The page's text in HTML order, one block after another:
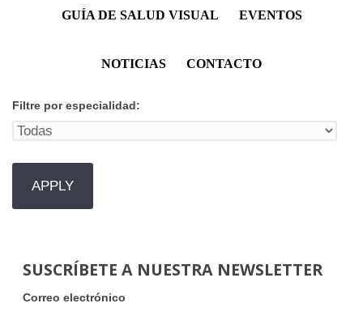
GUÍA DE SALUD VISUAL EVENTOS
NOTICIAS CONTACTO
Filtre por especialidad:
SUSCRÍBETE A NUESTRA NEWSLETTER
Correo electrónico